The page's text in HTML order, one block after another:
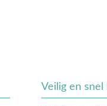
Veilig en snel